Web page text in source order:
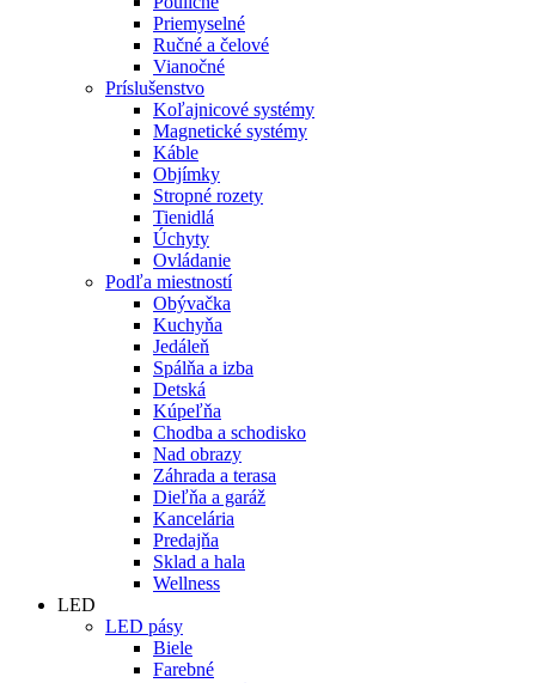
Priemyselné
Ručné a čelové
Vianočné
Príslušenstvo
Koľajnicové systémy
Magnetické systémy
Káble
Objímky
Stropné rozety
Tienidlá
Úchyty
Ovládanie
Podľa miestností
Obývačka
Kuchyňa
Jedáleň
Spálňa a izba
Detská
Kúpeľňa
Chodba a schodisko
Nad obrazy
Záhrada a terasa
Dieľňa a garáž
Kancelária
Predajňa
Sklad a hala
Wellness
LED
LED pásy
Biele
Farebné